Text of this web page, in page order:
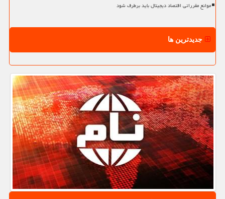
موانع مقرراتی اقتصاد دیجیتال باید برطرف شود
جدیدترین ها